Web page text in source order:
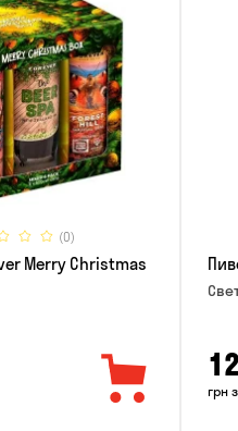
(0)
Merry Christmas
грн